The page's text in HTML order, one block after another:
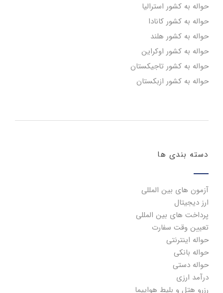
حواله به کشور استرالیا
حواله به کشور کانادا
حواله به کشور هلند
حواله به کشور اوکراین
حواله به کشور تاجیکستان
حواله به کشور ازبکستان
دسته بندی ها
آزمون های بین المللی
ارز دیجیتال
پرداخت های بین المللی
تعیین وقت سفارت
حواله اینترنتی
حواله بانکی
حواله دستی
درآمد ارزی
رزرو هتل و بلیط هواپیما